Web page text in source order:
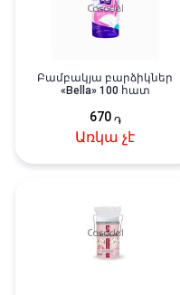
Բամբակյա բարձիկներ
«Bella» 100 հատ
670 ֏
Առկա չէ